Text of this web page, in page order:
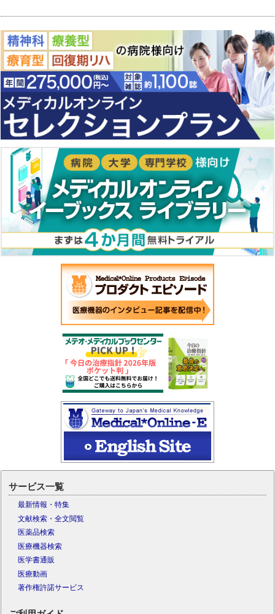
サービス一覧
最新情報・特集
文献検索・全文閲覧
医薬品検索
医療機器検索
医学書通販
医療動画
著作権許諾サービス